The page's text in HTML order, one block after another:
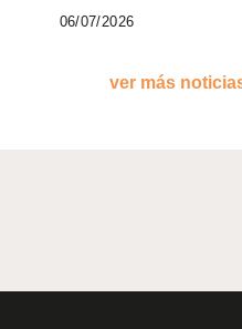
06/07/2026
ver más